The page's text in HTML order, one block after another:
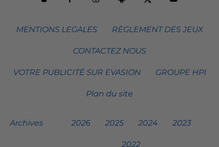
MENTIONS LEGALES RÈGLEMENT DES JEUX
CONTACTEZ NOUS
VOTRE PUBLICITÉ SUR EVASION GROUPE HPI
Plan du site
Archives 2026 2025 2024 2023
2022